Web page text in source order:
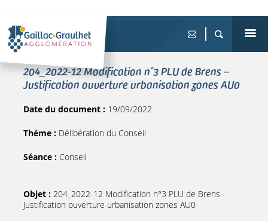
204_2022-12 Modification n°3 PLU de Brens –
Justification ouverture urbanisation zones AU0
Date du document : 19/09/2022
Théme : Délibération du Conseil
Séance : Conseil
Objet : 204_2022-12 Modification n°3 PLU de Brens -
Justification ouverture urbanisation zones AU0